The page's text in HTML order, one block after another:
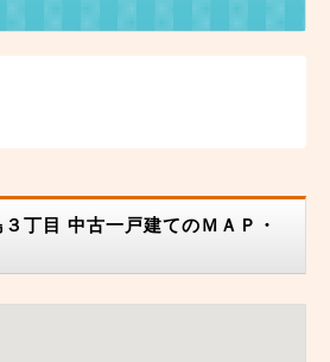
丁目 中古一戸建てのＭＡＰ・